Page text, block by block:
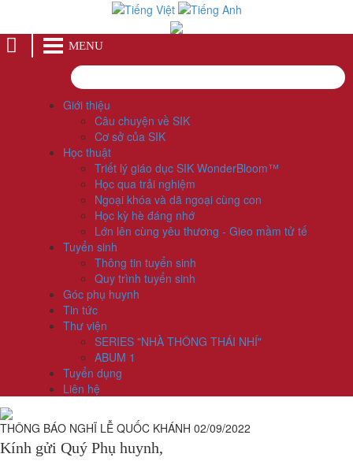
MENU
Giới thiệu
Câu chuyện về SIK
Cơ sở của SIK
Học thuật
Triết lý giáo dục SIK WonderBloom™
Học qua trải nghiệm
Ngoại khóa và dã ngoại cùng con
Học kỳ hè đáng nhớ
Lớn lên cùng yêu thương - Gieo mầm tử tế
Tuyển sinh
Thông tin tuyển sinh
Quy trình tuyển sinh
Góc phụ huynh
Tin tức
Thư viện
SERIES "NHÀ THÔNG THÁI NHÍ"
ABUM 1
Tuyển dụng
Liên hệ
THÔNG BÁO NGHĨ LỄ QUỐC KHÁNH 02/09/2022
Kính gửi Quý Phụ huynh,